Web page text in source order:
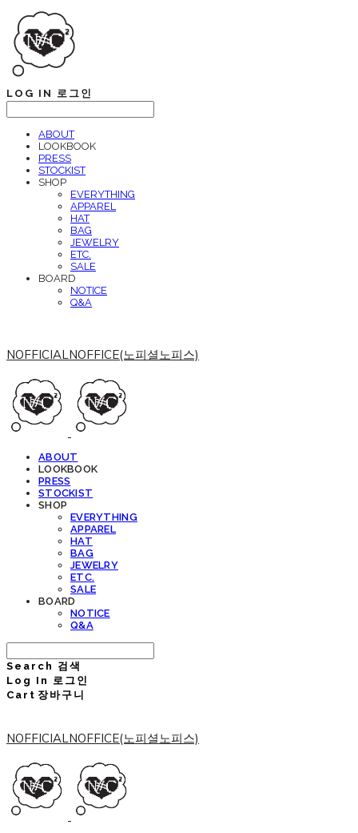
LOG IN 로그인
ABOUT
LOOKBOOK
PRESS
STOCKIST
SHOP
EVERYTHING
APPAREL
HAT
BAG
JEWELRY
ETC.
SALE
BOARD
NOTICE
Q&A
NOFFICIALNOFFICE(노피셜노피스)
ABOUT
LOOKBOOK
PRESS
STOCKIST
SHOP
EVERYTHING
APPAREL
HAT
BAG
JEWELRY
ETC.
SALE
BOARD
NOTICE
Q&A
Search 검색
Log In 로그인
Cart 장바구니
NOFFICIALNOFFICE(노피셜노피스)